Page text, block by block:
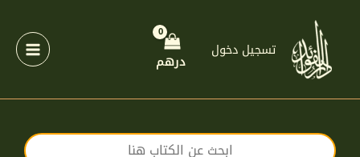
المحتوى
تسجيل دخول
درهم